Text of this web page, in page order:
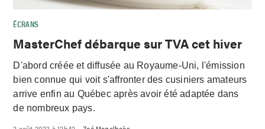
ÉCRANS
MasterChef débarque sur TVA cet hiver
D'abord créée et diffusée au Royaume-Uni, l'émission
bien connue qui voit s'affronter des cusiniers amateurs
arrive enfin au Québec après avoir été adaptée dans
de nombreux pays.